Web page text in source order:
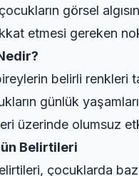
görsel
etmesi gereken
belirli renkleri
günlük
üzerinde olumsuz
Belirtileri
çocuklarda